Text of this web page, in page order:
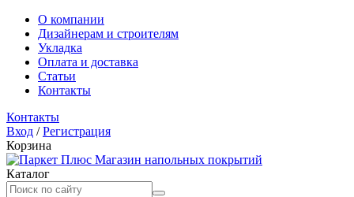
О компании
Дизайнерам и строителям
Укладка
Оплата и доставка
Статьи
Контакты
Контакты
Вход /Регистрация
Корзина
Магазин напольных покрытий
Каталог